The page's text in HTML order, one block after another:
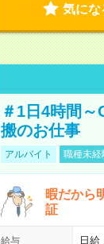
気にな
＃1日4時間
搬のお仕事
アルバイト 職種未経
暇だから
証
給与 日